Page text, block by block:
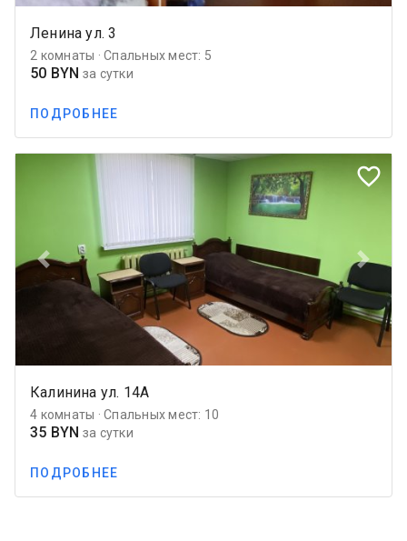
Ленина ул. 3
2 комнаты · Спальных мест: 5
50 BYN за сутки
ПОДРОБНЕЕ
favorite_border
Previous Next
Калинина ул. 14А
4 комнаты · Спальных мест: 10
35 BYN за сутки
ПОДРОБНЕЕ